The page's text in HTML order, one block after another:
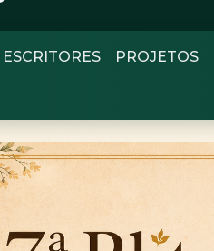
ESCRITORES PROJETOS